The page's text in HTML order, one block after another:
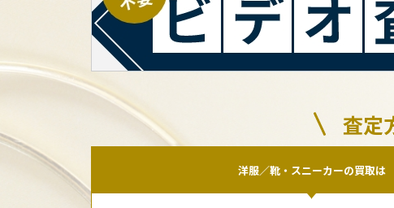
査定
洋服／靴・スニーカーの買取は